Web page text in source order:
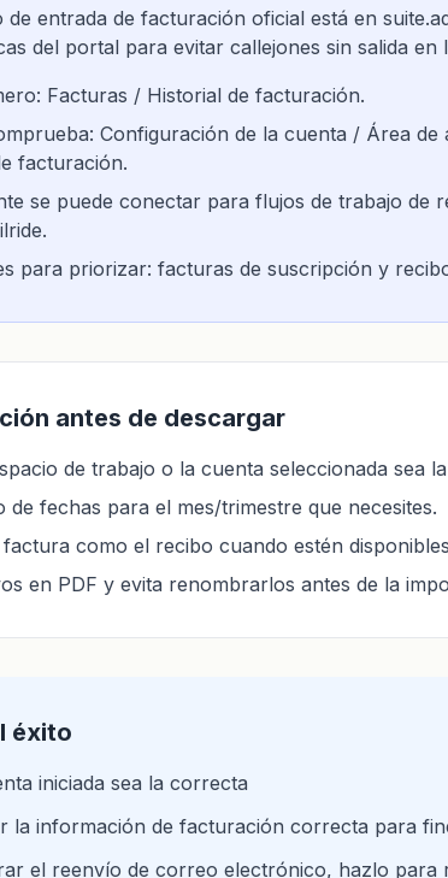
entrada de facturación oficial está en
del portal para evitar callejones sin salida en
Facturas / Historial de facturación.
Configuración de la cuenta / Área de
facturación.
se puede conectar para flujos de trabajo de
para priorizar: facturas de suscripción y
antes de descargar
de trabajo o la cuenta seleccionada sea
de fechas para el mes/trimestre que necesites.
como el recibo cuando estén
en PDF y evita renombrarlos antes de la
éxito
iniciada sea la correcta
la información de facturación correcta para
el reenvío de correo electrónico, hazlo para